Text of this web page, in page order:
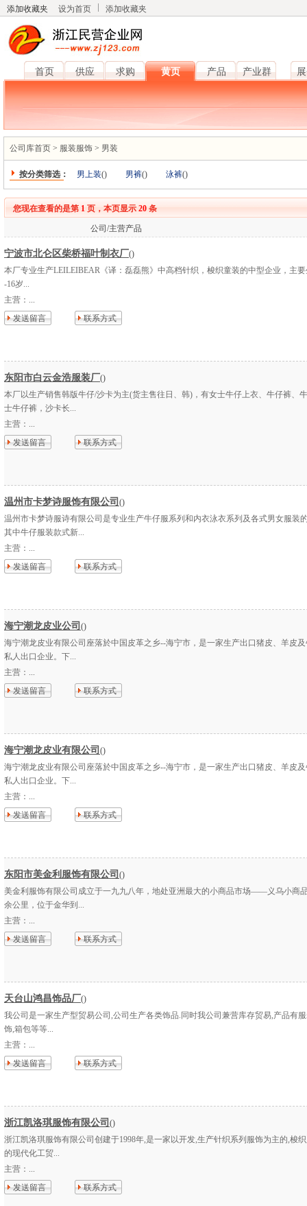
添加收藏夹 设为首页 添加收藏夹
首页 供应 求购 黄页 产品 产业群
公司库首页 > 服装服饰 > 男装
按分类筛选： 男上装() 男裤() 泳裤()
您现在查看的是第 1 页，本页显示 20 条
公司/主营产品
宁波市北仑区柴桥福叶制衣厂()
本厂专业生产LEILEIBEAR《译：磊磊熊》中高档针织，梭织童装的中型企业，主
-16岁...
主营： ...
发送留言
联系方式
东阳市白云金浩服装厂()
本厂以生产销售韩版牛仔/沙卡为主(货主售往日、韩)，有女士牛仔上衣、牛仔裤、
士牛仔裤，沙卡长...
主营： ...
发送留言
联系方式
温州市卡梦诗服饰有限公司 ()
温州市卡梦诗服诗有限公司是专业生产牛仔服系列和内衣泳衣系列及各式男女服装
其中牛仔服装款式新...
主营： ...
发送留言
联系方式
海宁潮龙皮业公司 ()
海宁潮龙皮业有限公司座落於中国皮革之乡--海宁市，是一家生产出口猪皮、羊皮
私人出口企业。下...
主营： ...
发送留言
联系方式
海宁潮龙皮业有限公司 ()
海宁潮龙皮业有限公司座落於中国皮革之乡--海宁市，是一家生产出口猪皮、羊皮
私人出口企业。下...
主营： ...
发送留言
联系方式
东阳市美金利服饰有限公司 ()
美金利服饰有限公司成立于一九九八年，地处亚洲最大的小商品市场——义乌小商
余公里，位于金华到...
主营： ...
发送留言
联系方式
天台山鸿昌饰品厂()
我公司是一家生产型贸易公司,公司生产各类饰品.同时我公司兼营库存贸易,产品有
饰,箱包等等...
主营： ...
发送留言
联系方式
浙江凯洛琪服饰有限公司 ()
浙江凯洛琪服饰有限公司创建于1998年,是一家以开发,生产针织系列服饰为主的,梭
的现代化工贸...
主营： ...
发送留言
联系方式